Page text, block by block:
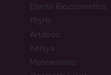
Eberlin Biocosmetics
Phyris
Artdeco
Kelaya
Mesoestetic